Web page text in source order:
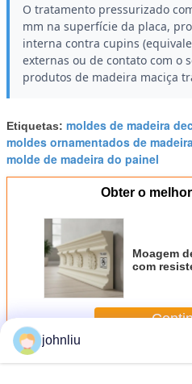
O tratamento pressurizado
mm na superfície da placa,
interna contra cupins
externas ou de contato com o
produtos de madeira maciça
Etiquetas: moldes de madeira
moldes ornamentados de madeira
molde de madeira do painel
Obter o
Moagem
com
MaisMoldes de madeira
johnliu